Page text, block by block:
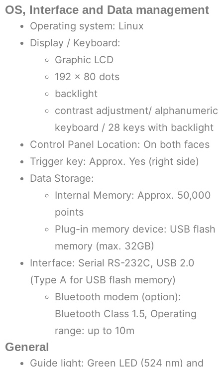
OS, Interface and Data management
Operating system: Linux
Display / Keyboard:
Graphic LCD
192 x 80 dots
backlight
contrast adjustment/ alphanumeric
keyboard / 28 keys with backlight
Control Panel Location: On both faces
Trigger key: Approx. Yes (right side)
Data Storage:
Internal Memory: Approx. 50,000
points
Plug-in memory device: USB flash
memory (max. 32GB)
Interface: Serial RS-232C, USB 2.0
(Type A for USB flash memory)
Bluetooth modem (option):
Bluetooth Class 1.5, Operating
range: up to 10m
General
Guide light: Green LED (524 nm) and